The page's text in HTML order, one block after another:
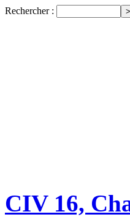
Rechercher :
CIV 16,